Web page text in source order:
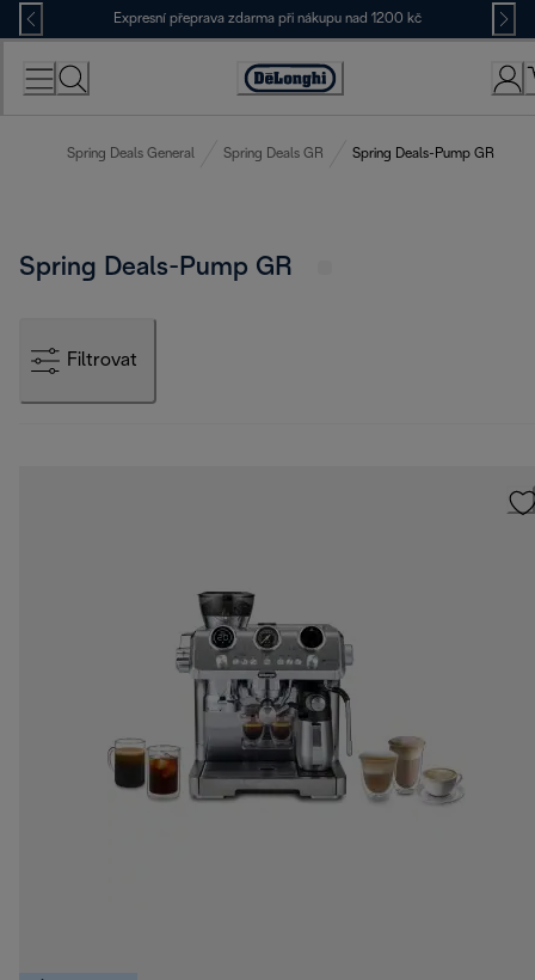
Skip
to
Content
Expresní přeprava zdarma při nákupu nad 1200 kč
Accessibility
Spring Deals General Spring Deals GR Spring Deals-Pump GR
Spring Deals-Pump GR
Filtrovat